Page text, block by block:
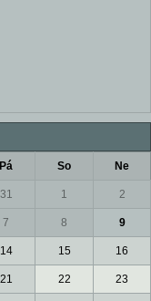
Pá So Ne
31 1 2
7 8 9
14 15 16
21 22 23